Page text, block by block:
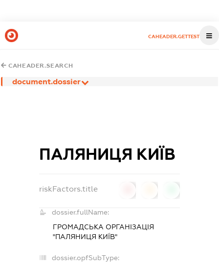
CAHEADER.GETTEST
CAHEADER.SEARCH
document.dossier
ПАЛЯНИЦЯ КИЇВ
riskFactors.title
dossier.fullName:
ГРОМАДСЬКА ОРГАНІЗАЦІЯ
"ПАЛЯНИЦЯ КИЇВ"
dossier.opfSubType: